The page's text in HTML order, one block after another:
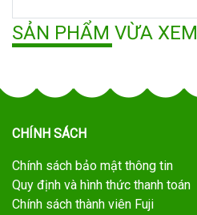
SẢN PHẨM VỪA XEM
CHÍNH SÁCH
Chính sách bảo mật thông tin
Quy định và hình thức thanh toán
Chính sách thành viên Fuji